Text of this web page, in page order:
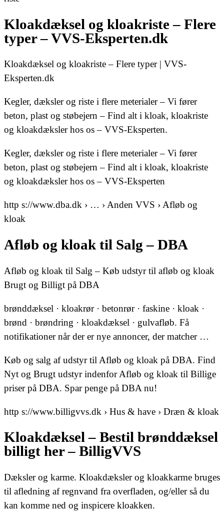
Kloakdæksel og kloakriste – Flere
typer – VVS-Eksperten.dk
Kloakdæksel og kloakriste – Flere typer | VVS-
Eksperten.dk
Kegler, dæksler og riste i flere meterialer – Vi fører
beton, plast og støbejern – Find alt i kloak, kloakriste
og kloakdæksler hos os – VVS-Eksperten.
Kegler, dæksler og riste i flere meterialer – Vi fører
beton, plast og støbejern – Find alt i kloak, kloakriste
og kloakdæksler hos os – VVS-Eksperten
http s://www.dba.dk › … › Anden VVS › Afløb og
kloak
Afløb og kloak til Salg – DBA
Afløb og kloak til Salg – Køb udstyr til afløb og kloak
Brugt og Billigt på DBA
brønddæksel · kloakrør · betonrør · faskine · kloak ·
brønd · brøndring · kloakdæksel · gulvafløb. Få
notifikationer når der er nye annoncer, der matcher …
Køb og salg af udstyr til Afløb og kloak på DBA. Find
Nyt og Brugt udstyr indenfor Afløb og kloak til Billige
priser på DBA. Spar penge på DBA nu!
http s://www.billigvvs.dk › Hus & have › Dræn & kloak
Kloakdæksel – Bestil brønddæksel
billigt her – BilligVVS
Dæksler og karme. Kloakdæksler og kloakkarme bruges
til afledning af regnvand fra overfladen, og/eller så du
kan komme ned og inspicere kloakken.